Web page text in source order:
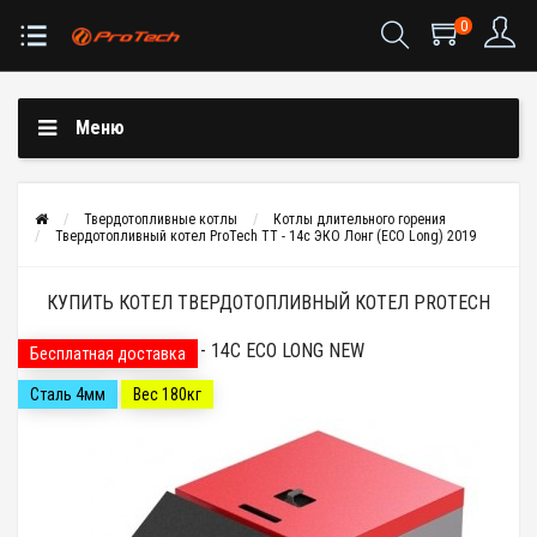
0
Меню
Твердотопливные котлы
Котлы длительного горения
Твердотопливный котел ProTech ТТ - 14с ЭКО Лонг (ECO Long) 2019
КУПИТЬ КОТЕЛ ТВЕРДОТОПЛИВНЫЙ КОТЕЛ PROTECH
ТТ - 14С ECO LONG NEW
Бесплатная доставка
Сталь 4мм Вес 180кг